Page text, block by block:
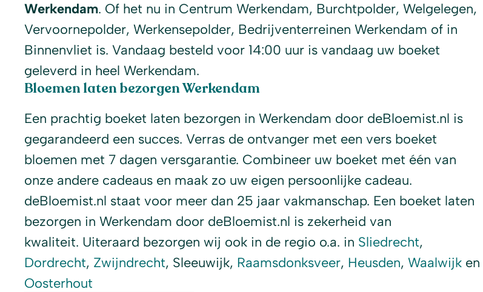
Werkendam. Of het nu in Centrum Werkendam, Burchtpolder, Welgelegen,
Vervoornepolder, Werkensepolder, Bedrijventerreinen Werkendam of in
Binnenvliet is. Vandaag besteld voor 14:00 uur is vandaag uw boeket
geleverd in heel Werkendam.
Bloemen laten bezorgen Werkendam
Een prachtig boeket laten bezorgen in Werkendam door deBloemist.nl is
gegarandeerd een succes. Verras de ontvanger met een vers boeket
bloemen met 7 dagen versgarantie. Combineer uw boeket met één van
onze andere cadeaus en maak zo uw eigen persoonlijke cadeau.
deBloemist.nl staat voor meer dan 25 jaar vakmanschap. Een boeket laten
bezorgen in Werkendam door deBloemist.nl is zekerheid van
kwaliteit. Uiteraard bezorgen wij ook in de regio o.a. in Sliedrecht,
Dordrecht, Zwijndrecht, Sleeuwijk, Raamsdonksveer, Heusden, Waalwijk en
Oosterhout